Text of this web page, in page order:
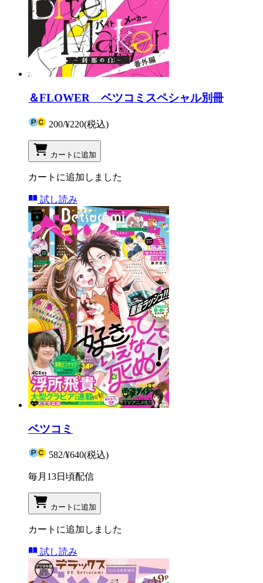
＆FLOWER ベツコミスペシャル別冊
200/¥220(税込)
カートに追加
カートに追加しました
試し読み
ベツコミ
582/¥640(税込)
毎月13日頃配信
カートに追加
カートに追加しました
試し読み